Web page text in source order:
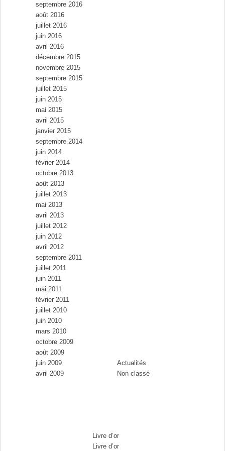
septembre 2016
août 2016
juillet 2016
juin 2016
avril 2016
décembre 2015
novembre 2015
septembre 2015
juillet 2015
juin 2015
mai 2015
avril 2015
janvier 2015
septembre 2014
juin 2014
février 2014
octobre 2013
août 2013
juillet 2013
mai 2013
avril 2013
juillet 2012
juin 2012
avril 2012
septembre 2011
juillet 2011
juin 2011
mai 2011
février 2011
juillet 2010
juin 2010
mars 2010
octobre 2009
août 2009
juin 2009
avril 2009
Actualités
Non classé
Livre d’or
Livre d’or